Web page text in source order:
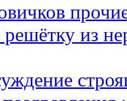
решётку из